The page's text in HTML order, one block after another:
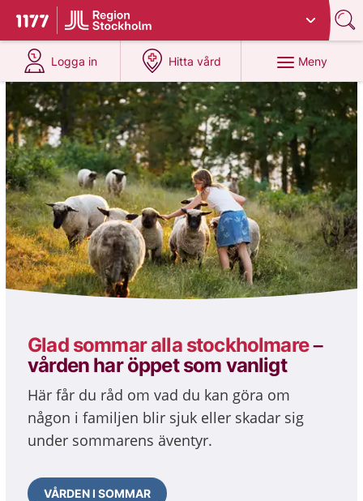
Till startsidan för 1177
Du har valt region
Logga in
på 1177.se
Hitta vård
på 1177.se
Meny
1177
Glad sommar alla stockholmare–
vården har öppet som vanligt
Här får du råd om vad du kan göra om
någon i familjen blir sjuk eller skadar sig
under sommarens äventyr.
VÅRDEN I SOMMAR